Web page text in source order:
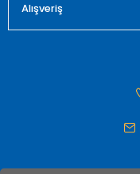
Alışveriş